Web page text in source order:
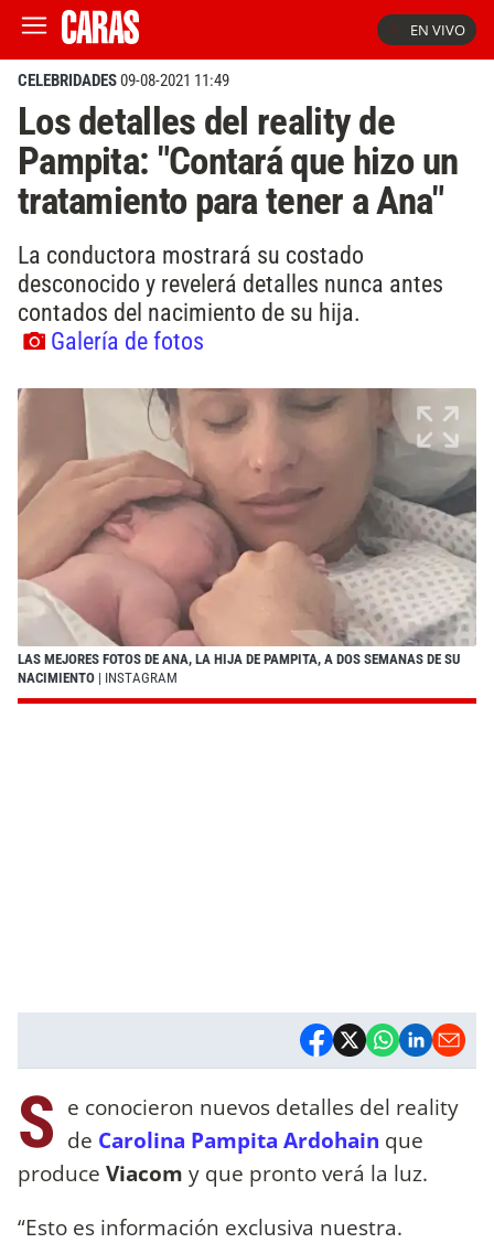
EN VIVO
CELEBRIDADES09-08-2021 11:49
Los detalles del reality de
Pampita: "Contará que hizo un
tratamiento para tener a Ana"
La conductora mostrará su costado
desconocido y revelerá detalles nunca antes
contados del nacimiento de su hija.
Galería de fotos
LAS MEJORES FOTOS DE ANA, LA HIJA DE PAMPITA, A DOS SEMANAS DE SU
NACIMIENTO | INSTAGRAM
S e conocieron nuevos detalles del reality
de Carolina Pampita Ardohain que
produce Viacom y que pronto verá la luz.
“Esto es información exclusiva nuestra.